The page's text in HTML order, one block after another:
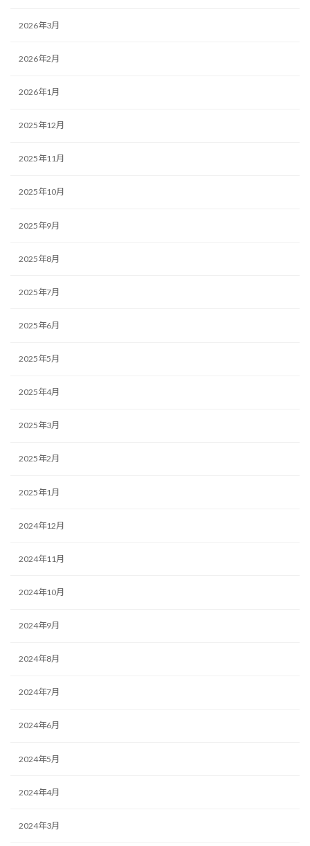
2026年3月
2026年2月
2026年1月
2025年12月
2025年11月
2025年10月
2025年9月
2025年8月
2025年7月
2025年6月
2025年5月
2025年4月
2025年3月
2025年2月
2025年1月
2024年12月
2024年11月
2024年10月
2024年9月
2024年8月
2024年7月
2024年6月
2024年5月
2024年4月
2024年3月